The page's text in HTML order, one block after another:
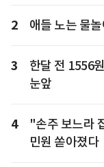
2 애들 노는 물
3
한달 전 1556
눈앞
4
"손주 보느라
민원 쏟아졌다